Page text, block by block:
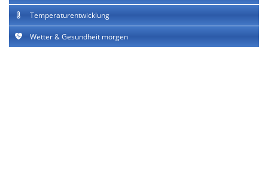
Temperaturentwicklung
Wetter & Gesundheit morgen